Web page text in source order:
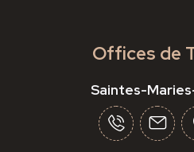
Offices de
Saintes-